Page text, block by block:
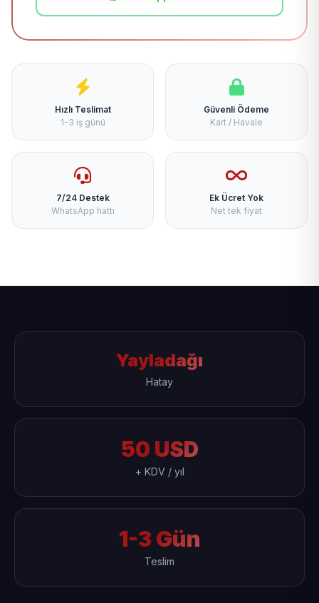
Hızlı Teslimat
1-3 iş günü
Güvenli Ödeme
Kart / Havale
7/24 Destek
WhatsApp hattı
Ek Ücret Yok
Net tek fiyat
Yayladağı
Hatay
50 USD
+ KDV / yıl
1-3 Gün
Teslim